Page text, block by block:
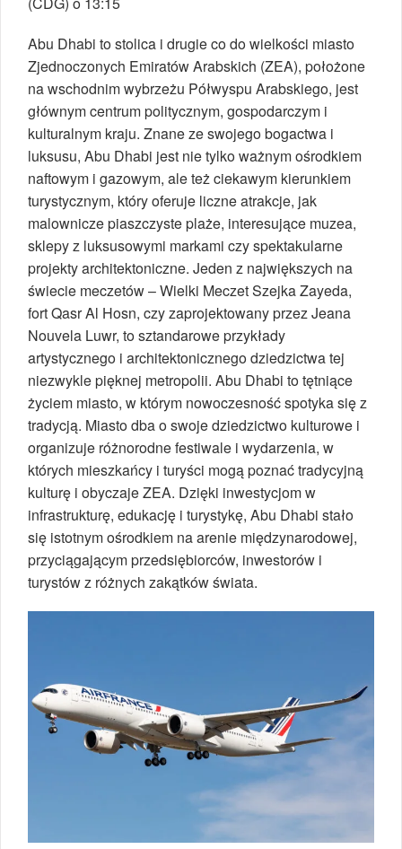
Abu Dhabi to stolica i drugie co do wielkości miasto
Zjednoczonych Emiratów Arabskich (ZEA), położone
na wschodnim wybrzeżu Półwyspu Arabskiego, jest
głównym centrum politycznym, gospodarczym i
kulturalnym kraju. Znane ze swojego bogactwa i
luksusu, Abu Dhabi jest nie tylko ważnym ośrodkiem
naftowym i gazowym, ale też ciekawym kierunkiem
turystycznym, który oferuje liczne atrakcje, jak
malownicze piaszczyste plaże, interesujące muzea,
sklepy z luksusowymi markami czy spektakularne
projekty architektoniczne. Jeden z największych na
świecie meczetów – Wielki Meczet Szejka Zayeda,
fort Qasr Al Hosn, czy zaprojektowany przez Jeana
Nouvela Luwr, to sztandarowe przykłady
artystycznego i architektonicznego dziedzictwa tej
niezwykle pięknej metropolii. Abu Dhabi to tętniące
życiem miasto, w którym nowoczesność spotyka się z
tradycją. Miasto dba o swoje dziedzictwo kulturowe i
organizuje różnorodne festiwale i wydarzenia, w
których mieszkańcy i turyści mogą poznać tradycyjną
kulturę i obyczaje ZEA. Dzięki inwestycjom w
infrastrukturę, edukację i turystykę, Abu Dhabi stało
się istotnym ośrodkiem na arenie międzynarodowej,
przyciągającym przedsiębiorców, inwestorów i
turystów z różnych zakątków świata.